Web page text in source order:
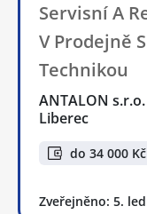
Servisní A
V Prodejně
Technikou
ANTALON s.r.o.
Liberec
do 34 000 Kč
Zveřejněno: 5.